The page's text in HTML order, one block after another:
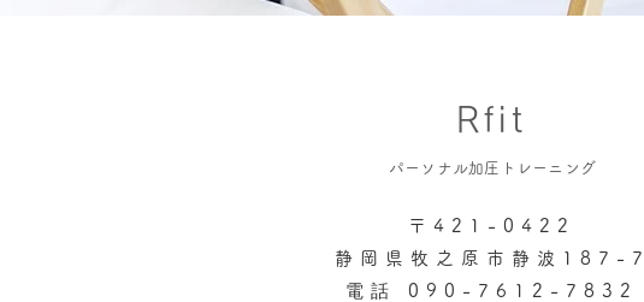
Rfit
パーソナル加圧トレーニング
〒421-0422
​静岡県牧之原市静波187-7
電話 090-7612-7832